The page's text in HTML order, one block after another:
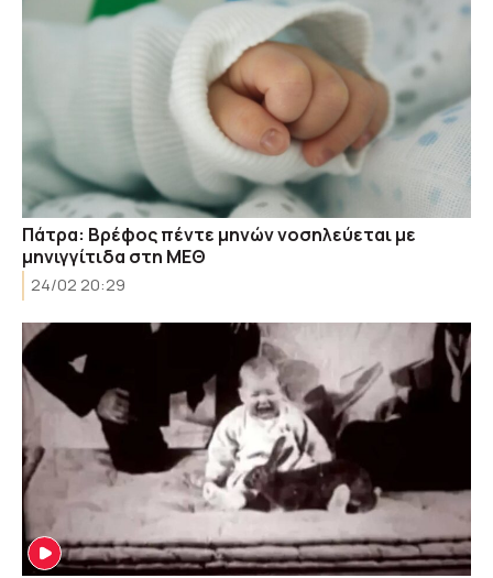
Πάτρα: Βρέφος πέντε μηνών νοσηλεύεται με
μηνιγγίτιδα στη ΜΕΘ
24/02 20:29